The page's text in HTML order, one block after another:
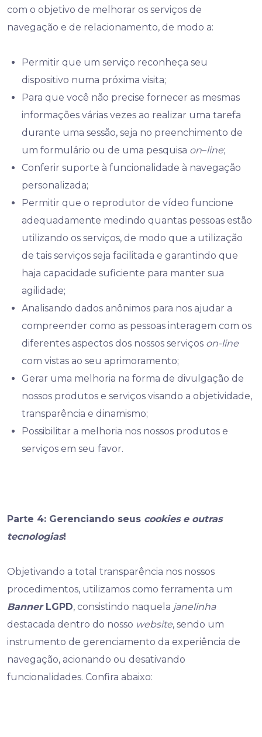
com o objetivo de melhorar os serviços de
navegação e de relacionamento, de modo a:
Permitir que um serviço reconheça seu
dispositivo numa próxima visita;
Para que você não precise fornecer as mesmas
informações várias vezes ao realizar uma tarefa
durante uma sessão, seja no preenchimento de
um formulário ou de uma pesquisa on–line;
Conferir suporte à funcionalidade à navegação
personalizada;
Permitir que o reprodutor de vídeo funcione
adequadamente medindo quantas pessoas estão
utilizando os serviços, de modo que a utilização
de tais serviços seja facilitada e garantindo que
haja capacidade suficiente para manter sua
agilidade;
Analisando dados anônimos para nos ajudar a
compreender como as pessoas interagem com os
diferentes aspectos dos nossos serviços on-line
com vistas ao seu aprimoramento;
Gerar uma melhoria na forma de divulgação de
nossos produtos e serviços visando a objetividade,
transparência e dinamismo;
Possibilitar a melhoria nos nossos produtos e
serviços em seu favor.
Parte 4: Gerenciando seus cookies e outras
tecnologias!
Objetivando a total transparência nos nossos
procedimentos, utilizamos como ferramenta um
BannerLGPD, consistindo naquela janelinha
destacada dentro do nosso website, sendo um
instrumento de gerenciamento da experiência de
navegação, acionando ou desativando
funcionalidades. Confira abaixo: